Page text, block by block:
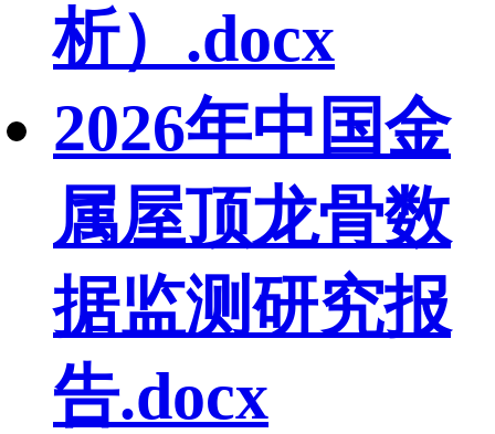
析）.docx
2026年中国金
属屋顶龙骨数
据监测研究报
告.docx